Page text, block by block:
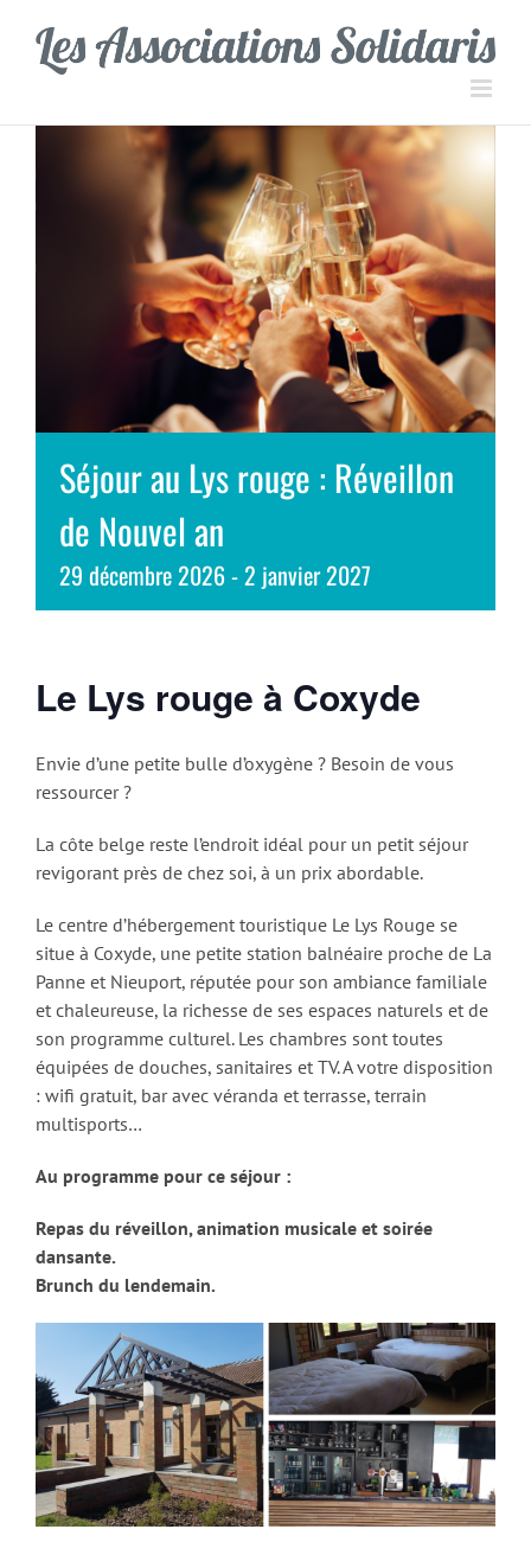
contenu
Séjour au Lys rouge : Réveillon
de Nouvel an
29 décembre 2026-2 janvier 2027
Le Lys rouge à Coxyde
Envie d’une petite bulle d’oxygène ? Besoin de vous
ressourcer ?
La côte belge reste l’endroit idéal pour un petit séjour
revigorant près de chez soi, à un prix abordable.
Le centre d’hébergement touristique Le Lys Rouge se
situe à Coxyde, une petite station balnéaire proche de La
Panne et Nieuport, réputée pour son ambiance familiale
et chaleureuse, la richesse de ses espaces naturels et de
son programme culturel. Les chambres sont toutes
équipées de douches, sanitaires et TV. A votre disposition
: wifi gratuit, bar avec véranda et terrasse, terrain
multisports…
Au programme pour ce séjour :
Repas du réveillon, animation musicale et soirée
dansante.
Brunch du lendemain.